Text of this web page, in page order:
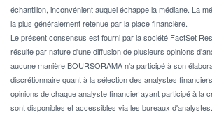
échantillon, inconvénient auquel échappe la médiane. La
la plus généralement retenue par la place financière.
Le présent consensus est fourni par la société FactSet
résulte par nature d'une diffusion de plusieurs opinions
aucune manière BOURSORAMA n'a participé à son
discrétionnaire quant à la sélection des analystes
opinions de chaque analyste financier ayant participé à la
sont disponibles et accessibles via les bureaux d'analystes.